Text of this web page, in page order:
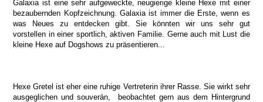
Galaxia ist eine sehr aufgeweckte, neugierige kleine Hexe mit einer
bezaubernden Kopfzeichnung. Galaxia ist immer die Erste, wenn es
was Neues zu entdecken gibt. Sie könnten wir uns sehr gut
vorstellen in einer sportlich, aktiven Familie. Gerne auch mit Lust die
kleine Hexe auf Dogshows zu präsentieren...
Hexe Gretel ist eher eine ruhige Vertreterin ihrer Rasse. Sie wirkt sehr
ausgeglichen und souverän, beobachtet gern aus dem Hintergrund